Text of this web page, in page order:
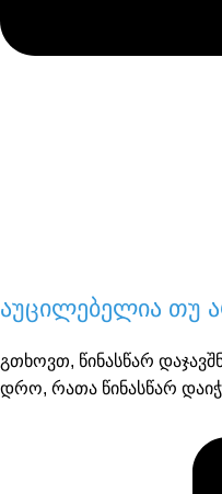
აუცილებელია თუ
გთხოვთ, წინასწარ
დრო, რათა წინასწარ